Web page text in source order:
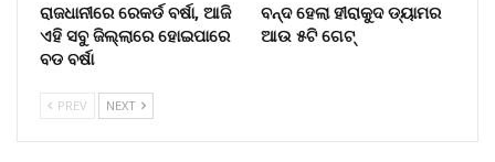
ରାଜଧାନୀରେ ରେକର୍ଡ ବର୍ଷା, ଆଜି
ଏହି ସବୁ ଜିଲ୍ଲାରେ ହୋଇପାରେ
ବଡ ବର୍ଷା
ବନ୍ଦ ହେଲା ହୀରାକୁଦ ଡ୍ୟାମର
ଆଉ ୫ଟି ଗେଟ୍
PREV NEXT